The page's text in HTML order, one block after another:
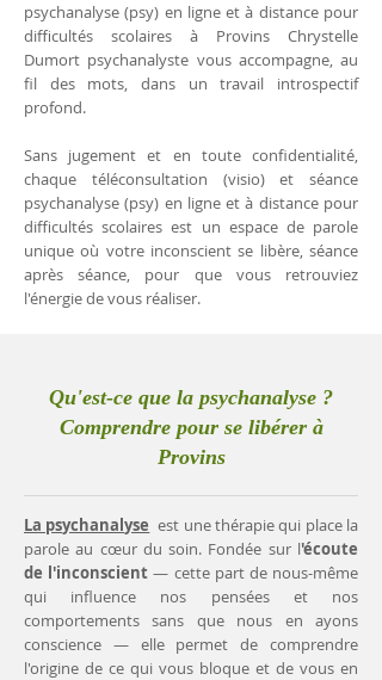
psychanalyse (psy) en ligne et à distance pour
difficultés scolaires à Provins Chrystelle
Dumort psychanalyste vous accompagne, au
fil des mots, dans un travail introspectif
profond.
Sans jugement et en toute confidentialité,
chaque téléconsultation (visio) et séance
psychanalyse (psy) en ligne et à distance pour
difficultés scolaires est un espace de parole
unique où votre inconscient se libère, séance
après séance, pour que vous retrouviez
l'énergie de vous réaliser.
Qu'est-ce que la psychanalyse ?
Comprendre pour se libérer à
Provins
La psychanalyse est une thérapie qui place la
parole au cœur du soin. Fondée sur l'écoute
de l'inconscient— cette part de nous-même
qui influence nos pensées et nos
comportements sans que nous en ayons
conscience — elle permet de comprendre
l'origine de ce qui vous bloque et de vous en